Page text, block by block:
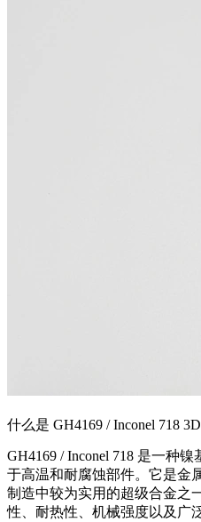
什么是 GH4169 / Inconel 718
GH4169 / Inconel 718 是一种
于高温和耐腐蚀部件。它是金
制造中较为实用的超级合金之
性、耐热性、机械强度以及广